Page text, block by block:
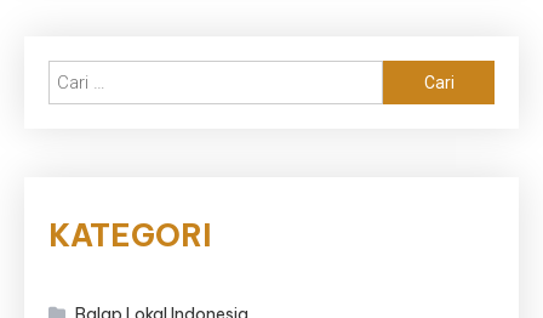
untuk:
KATEGORI